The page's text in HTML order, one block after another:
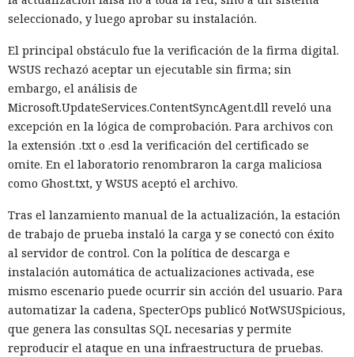
seleccionado, y luego aprobar su instalación.
El principal obstáculo fue la verificación de la firma digital.
WSUS rechazó aceptar un ejecutable sin firma; sin
embargo, el análisis de
Microsoft.UpdateServices.ContentSyncAgent.dll reveló una
excepción en la lógica de comprobación. Para archivos con
la extensión .txt o .esd la verificación del certificado se
omite. En el laboratorio renombraron la carga maliciosa
como Ghost.txt, y WSUS aceptó el archivo.
Tras el lanzamiento manual de la actualización, la estación
de trabajo de prueba instaló la carga y se conectó con éxito
al servidor de control. Con la política de descarga e
instalación automática de actualizaciones activada, ese
mismo escenario puede ocurrir sin acción del usuario. Para
automatizar la cadena, SpecterOps publicó NotWSUSpicious,
que genera las consultas SQL necesarias y permite
reproducir el ataque en una infraestructura de pruebas.